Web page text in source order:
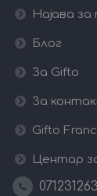
Најава
Блог
За Gifto
За
Gifto
Центар
071231263